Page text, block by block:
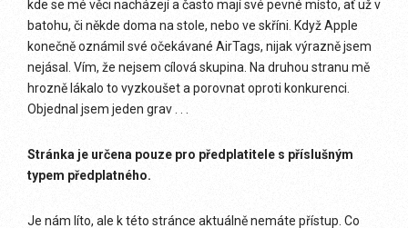
kde se mé věci nacházejí a často mají své pevné místo, ať už v
batohu, či někde doma na stole, nebo ve skříni. Když Apple
konečně oznámil své očekávané AirTags, nijak výrazně jsem
nejásal. Vím, že nejsem cílová skupina. Na druhou stranu mě
hrozně lákalo to vyzkoušet a porovnat oproti konkurenci.
Objednal jsem jeden grav . . .
Stránka je určena pouze pro předplatitele s příslušným
typem předplatného.
Je nám líto, ale k této stránce aktuálně nemáte přístup. Co